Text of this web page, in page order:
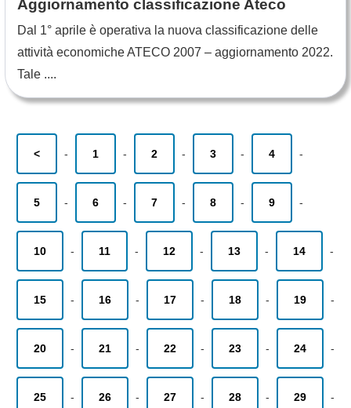
Aggiornamento classificazione Ateco
Dal 1° aprile è operativa la nuova classificazione delle
attività economiche ATECO 2007 – aggiornamento 2022.
Tale ....
< - 1 - 2 - 3 - 4 -
5 - 6 - 7 - 8 - 9 -
10 - 11 - 12 - 13 - 14 -
15 - 16 - 17 - 18 - 19 -
20 - 21 - 22 - 23 - 24 -
25 - 26 - 27 - 28 - 29 -